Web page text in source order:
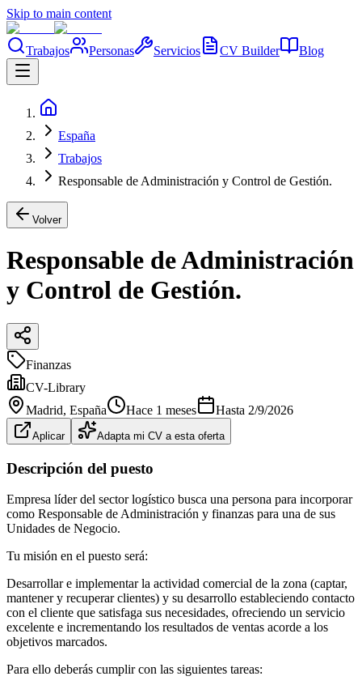
Skip to main content
Trabajos Personas Servicios CV Builder Blog
España
Trabajos
Responsable de Administración y Control de Gestión.
Volver
Responsable de Administración
y Control de Gestión.
Finanzas
CV-Library
Madrid, España Hace 1 meses Hasta 2/9/2026
Aplicar Adapta mi CV a esta oferta
Descripción del puesto
Empresa líder del sector logístico busca una persona para incorporar
como Responsable de Administración y finanzas para una de sus
Unidades de Negocio.
Tu misión en el puesto será:
Desarrollar e implementar la actividad comercial de la zona (captar,
mantener y recuperar clientes) y su desarrollo estableciendo contacto
con el cliente que satisfaga sus necesidades, ofreciendo un servicio
excelente e incrementando los resultados de ventas acorde a los
objetivos marcados.
Para ello deberás cumplir con las siguientes tareas: